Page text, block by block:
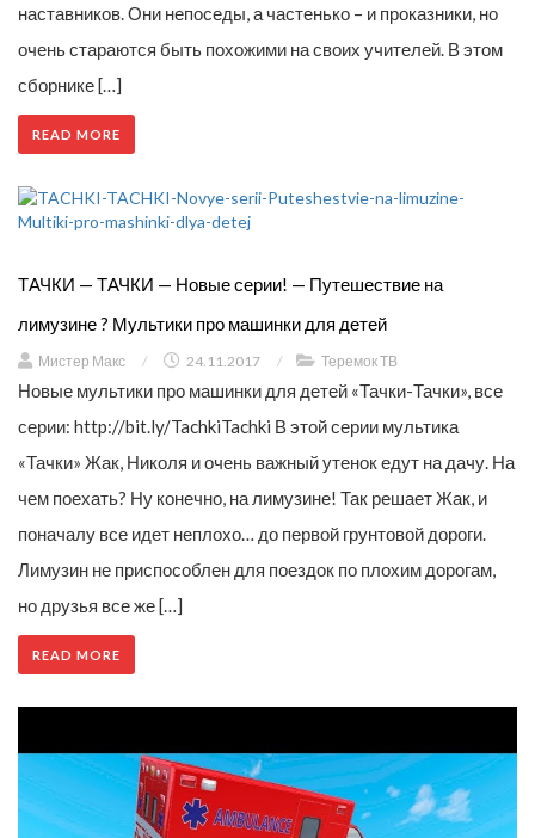
наставников. Они непоседы, а частенько – и проказники, но
очень стараются быть похожими на своих учителей. В этом
сборнике […]
READ MORE
ТАЧКИ — ТАЧКИ — Новые серии! — Путешествие на
лимузине ? Мультики про машинки для детей
Мистер Макс / 24.11.2017 / Теремок ТВ
Новые мультики про машинки для детей «Тачки-Тачки», все
серии: http://bit.ly/TachkiTachki В этой серии мультика
«Тачки» Жак, Николя и очень важный утенок едут на дачу. На
чем поехать? Ну конечно, на лимузине! Так решает Жак, и
поначалу все идет неплохо… до первой грунтовой дороги.
Лимузин не приспособлен для поездок по плохим дорогам,
но друзья все же […]
READ MORE